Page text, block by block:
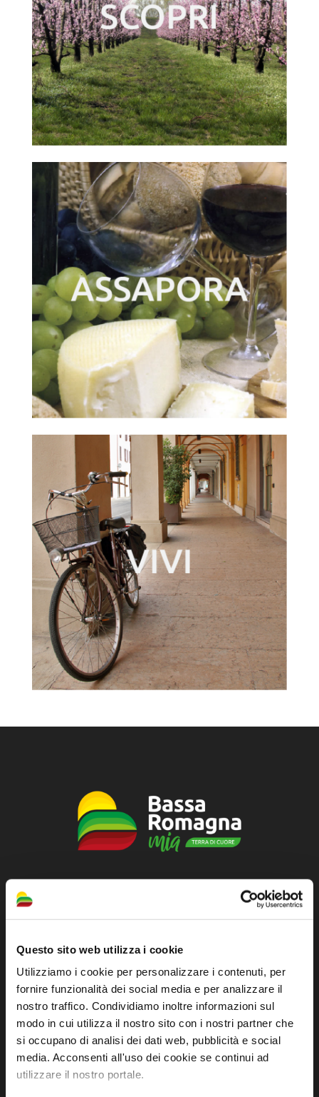
Questo sito web utilizza i cookie
Utilizziamo i cookie per personalizzare i contenuti, per
fornire funzionalità dei social media e per analizzare il
nostro traffico. Condividiamo inoltre informazioni sul
modo in cui utilizza il nostro sito con i nostri partner che
si occupano di analisi dei dati web, pubblicità e social
media. Acconsenti all'uso dei cookie se continui ad
utilizzare il nostro portale.
Sito ufficiale di informazione turistica
dell'Unione dei Comuni della Bassa Romagna
Tel. +39 0545 280898
turismo@unione.labassaromagna.it
P.IVA e Cod. Fiscale 02291370399
P.E.C. pg.unione.labassaromagna.it@legalmail.it